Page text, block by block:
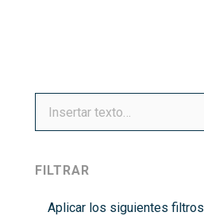
FILTRAR
Aplicar los siguientes filtros